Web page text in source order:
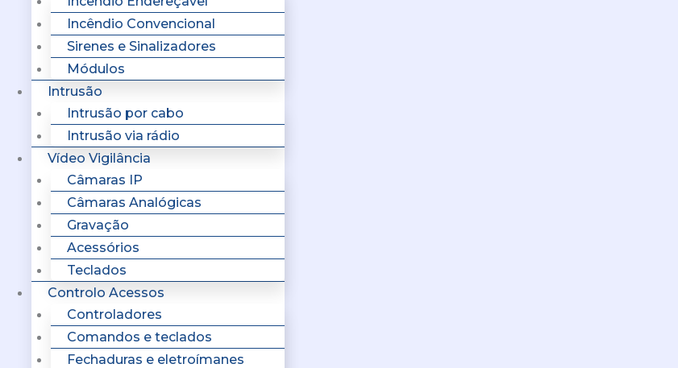
Incêndio Convencional
Sirenes e Sinalizadores
Módulos
Intrusão
Intrusão por cabo
Intrusão via rádio
Vídeo Vigilância
Câmaras IP
Câmaras Analógicas
Gravação
Acessórios
Teclados
Controlo Acessos
Controladores
Comandos e teclados
Fechaduras e eletroímanes